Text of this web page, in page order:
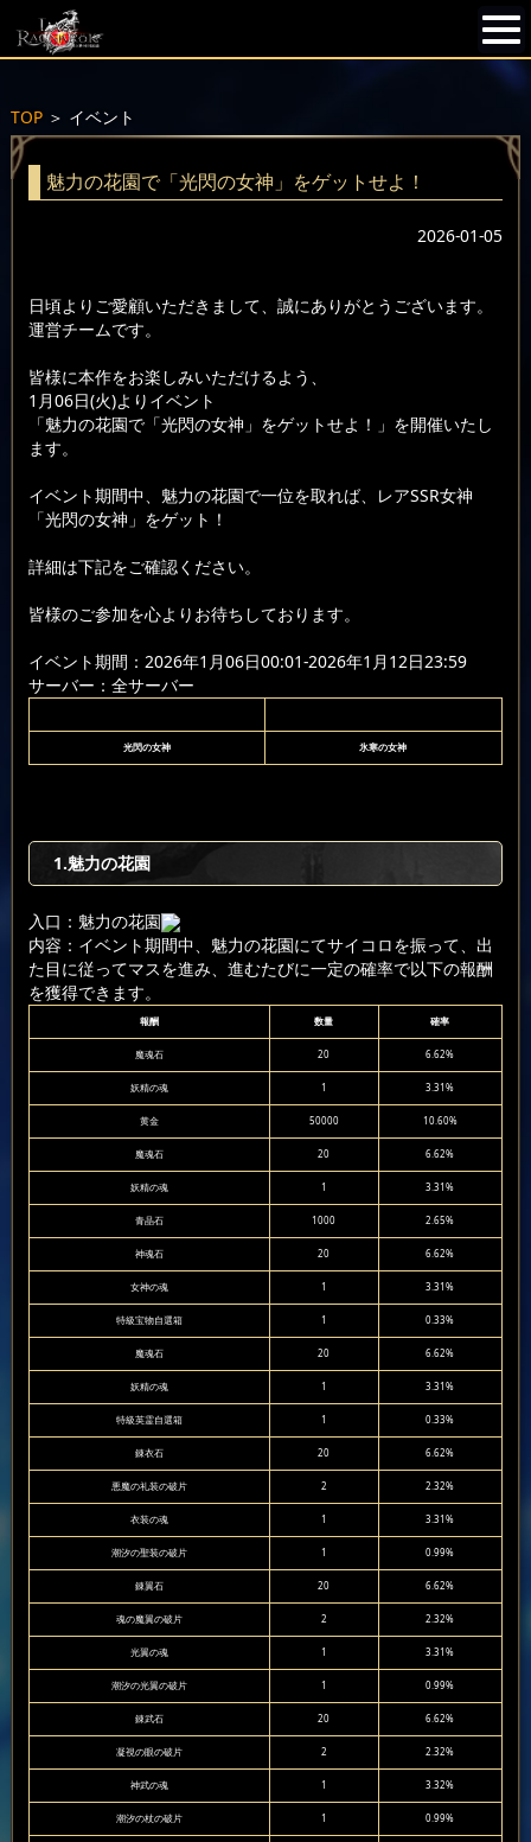
TOP＞ イベント
魅力の花園で「光閃の女神」をゲットせよ！
2026-01-05
日頃よりご愛顧いただきまして、誠にありがとうございます。
運営チームです。
皆様に本作をお楽しみいただけるよう、
1月06日(火)よりイベント
「魅力の花園で「光閃の女神」をゲットせよ！」を開催いたし
ます。
イベント期間中、魅力の花園で一位を取れば、レアSSR女神
「光閃の女神」をゲット！
詳細は下記をご確認ください。
皆様のご参加を心よりお待ちしております。
イベント期間：2026年1月06日00:01-2026年1月12日23:59
サーバー：全サーバー
光閃の女神 氷寒の女神
1.魅力の花園
入口：魅力の花園
内容：イベント期間中、魅力の花園にてサイコロを振って、出
た目に従ってマスを進み、進むたびに一定の確率で以下の報酬
を獲得できます。
報酬 数量 確率
魔魂石 20 6.62%
妖精の魂 1 3.31%
黄金 50000 10.60%
魔魂石 20 6.62%
妖精の魂 1 3.31%
青晶石 1000 2.65%
神魂石 20 6.62%
女神の魂 1 3.31%
特級宝物自選箱 1 0.33%
魔魂石 20 6.62%
妖精の魂 1 3.31%
特級英霊自選箱 1 0.33%
錬衣石 20 6.62%
悪魔の礼装の破片 2 2.32%
衣装の魂 1 3.31%
潮汐の聖装の破片 1 0.99%
錬翼石 20 6.62%
魂の魔翼の破片 2 2.32%
光翼の魂 1 3.31%
潮汐の光翼の破片 1 0.99%
錬武石 20 6.62%
凝視の眼の破片 2 2.32%
神武の魂 1 3.32%
潮汐の杖の破片 1 0.99%